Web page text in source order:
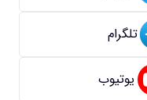
تلگرام
یوتیوب